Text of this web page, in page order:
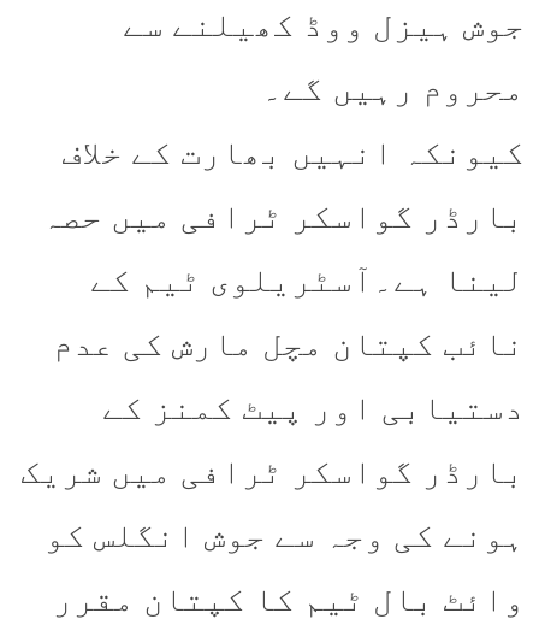
جوش ہیزل ووڈ کھیلنے سے
محروم رہیں گے۔
کیونکہ انہیں بھارت کے خلاف
بارڈر گواسکر ٹرافی میں حصہ
لینا ہے۔آسٹریلوی ٹیم کے
نائب کپتان مچل مارش کی عدم
دستیابی اور پیٹ کمنز کے
بارڈر گواسکر ٹرافی میں شریک
ہونے کی وجہ سے جوش انگلس کو
وائٹ بال ٹیم کا کپتان مقرر